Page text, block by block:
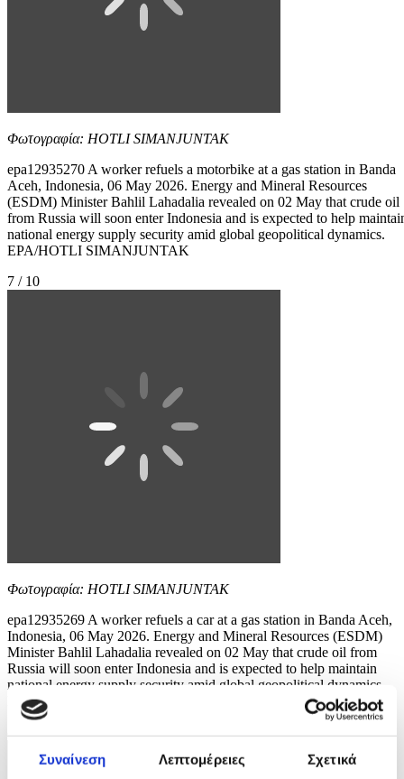
Συναίνεση Λεπτομέρειες Σχετικά
Φωτογραφία: HOTLI SIMANJUNTAK
epa12935270 A worker refuels a motorbike at a gas station in Banda
Aceh, Indonesia, 06 May 2026. Energy and Mineral Resources
(ESDM) Minister Bahlil Lahadalia revealed on 02 May that crude oil
from Russia will soon enter Indonesia and is expected to help
national energy supply security amid global geopolitical dynamics.
EPA/HOTLI SIMANJUNTAK
7 / 10
Φωτογραφία: HOTLI SIMANJUNTAK
epa12935269 A worker refuels a car at a gas station in Banda Aceh,
Indonesia, 06 May 2026. Energy and Mineral Resources (ESDM)
Minister Bahlil Lahadalia revealed on 02 May that crude oil from
Russia will soon enter Indonesia and is expected to help maintain
national energy supply security amid global geopolitical dynamics.
EPA/HOTLI SIMANJUNTAK